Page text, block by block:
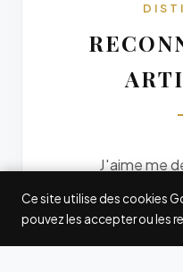
J'aime me
offrir des
participe à
concours
Ce site utilise des cookies
pouvez les accepter ou les